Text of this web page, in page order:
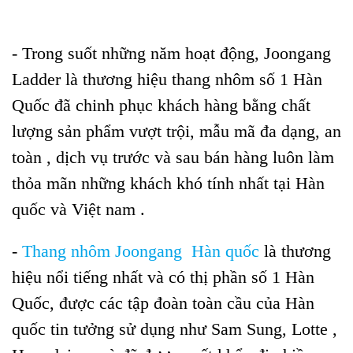
- Trong suốt những năm hoạt động, Joongang
Ladder là thương hiệu thang nhôm số 1 Hàn
Quốc đã chinh phục khách hàng bằng chất
lượng sản phẩm vượt trội, mẫu mã đa dạng, an
toàn , dịch vụ trước và sau bán hàng luôn làm
thỏa mãn những khách khó tính nhất tại Hàn
quốc và Việt nam .
- Thang nhôm Joongang Hàn quốc là thương
hiệu nổi tiếng nhất và có thị phần số 1 Hàn
Quốc, được các tập đoàn toàn cầu của Hàn
quốc tin tưởng sử dụng như Sam Sung, Lotte ,